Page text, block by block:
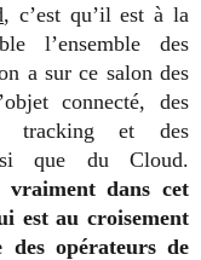
, c’est qu’il est à la
l’ensemble des
a sur ce salon des
connecté, des
tracking et des
que du Cloud.
vraiment dans cet
est au croisement
opérateurs de